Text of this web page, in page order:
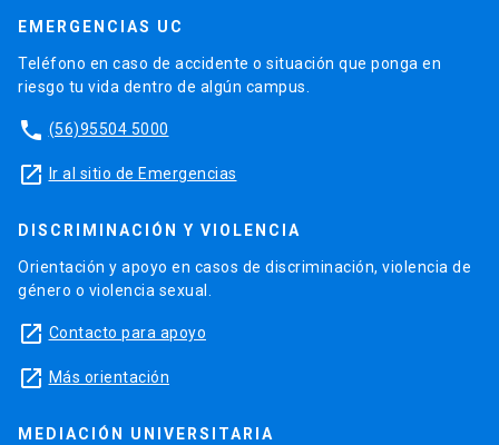
EMERGENCIAS UC
Teléfono en caso de accidente o situación que ponga en
riesgo tu vida dentro de algún campus.
phone (56)95504 5000
launch Ir al sitio de Emergencias
DISCRIMINACIÓN Y VIOLENCIA
Orientación y apoyo en casos de discriminación, violencia de
género o violencia sexual.
launch Contacto para apoyo
launch Más orientación
MEDIACIÓN UNIVERSITARIA